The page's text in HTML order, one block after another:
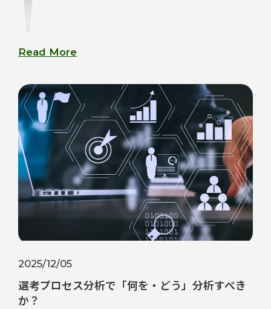
Read More
2025/12/05
選考プロセス分析で「何を・どう」分析すべき
か？